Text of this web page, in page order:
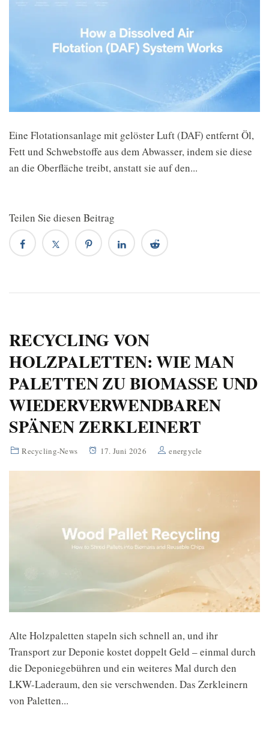
Eine Flotationsanlage mit gelöster Luft (DAF) entfernt Öl,
Fett und Schwebstoffe aus dem Abwasser, indem sie diese
an die Oberfläche treibt, anstatt sie auf den...
Teilen Sie diesen Beitrag
RECYCLING VON
HOLZPALETTEN: WIE MAN
PALETTEN ZU BIOMASSE UND
WIEDERVERWENDBAREN
SPÄNEN ZERKLEINERT
Recycling-News 17. Juni 2026 energycle
Alte Holzpaletten stapeln sich schnell an, und ihr
Transport zur Deponie kostet doppelt Geld – einmal durch
die Deponiegebühren und ein weiteres Mal durch den
LKW-Laderaum, den sie verschwenden. Das Zerkleinern
von Paletten...